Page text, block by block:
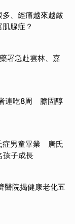
多、經痛越來越嚴
腺症？
署急赴雲林、嘉
連吃8周 膽固醇
症男童畢業 唐氏
孩子成長
醫院揭健康老化五